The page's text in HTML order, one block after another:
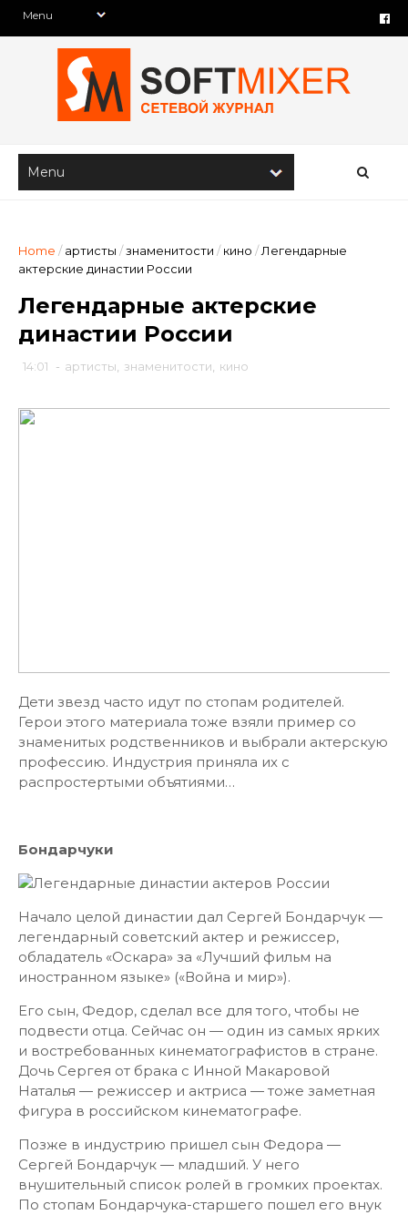
Home / артисты /знаменитости / кино / Легендарные
актерские династии России
Легендарные актерские
династии России
14:01 - артисты знаменитости кино
Дети звезд часто идут по стопам родителей.
Герои этого материала тоже взяли пример со
знаменитых родственников и выбрали актерскую
профессию. Индустрия приняла их с
распростертыми объятиями…
Бондарчуки
Начало целой династии дал Сергей Бондарчук —
легендарный советский актер и режиссер,
обладатель «Оскара» за «Лучший фильм на
иностранном языке» («Война и мир»).
Его сын, Федор, сделал все для того, чтобы не
подвести отца. Сейчас он — один из самых ярких
и востребованных кинематографистов в стране.
Дочь Сергея от брака с Инной Макаровой
Наталья — режиссер и актриса — тоже заметная
фигура в российском кинематографе.
Позже в индустрию пришел сын Федора —
Сергей Бондарчук — младший. У него
внушительный список ролей в громких проектах.
По стопам Бондарчука-старшего пошел его внук